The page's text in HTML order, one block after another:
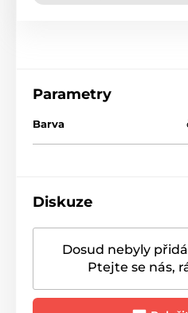
Parametry
Barva
Diskuze
Dosud nebyly
Ptejte se nás,